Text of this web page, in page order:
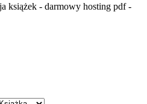
książek - darmowy hosting pdf -